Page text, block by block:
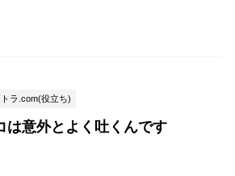
ラ.com(役立ち)
は意外とよく吐くんです